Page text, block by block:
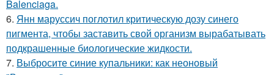
Balenciaga.
6. Янн маруссич поглотил критическую дозу синего
пигмента, чтобы заставить свой организм вырабатывать
подкрашенные биологические жидкости.
7. Выбросите синие купальники: как неоновый